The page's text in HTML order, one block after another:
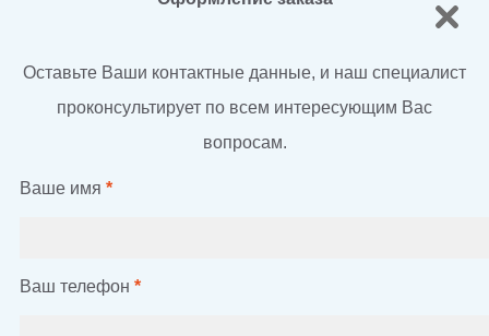
Оставьте Ваши контактные данные, и наш специалист
проконсультирует по всем интересующим Вас
вопросам.
Ваше имя *
Ваш телефон *